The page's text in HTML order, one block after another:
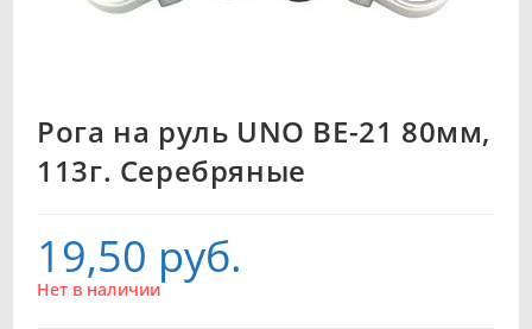
Рога на руль UNO BE-21 80мм,
113г. Серебряные
19,50 руб.
Нет в наличии